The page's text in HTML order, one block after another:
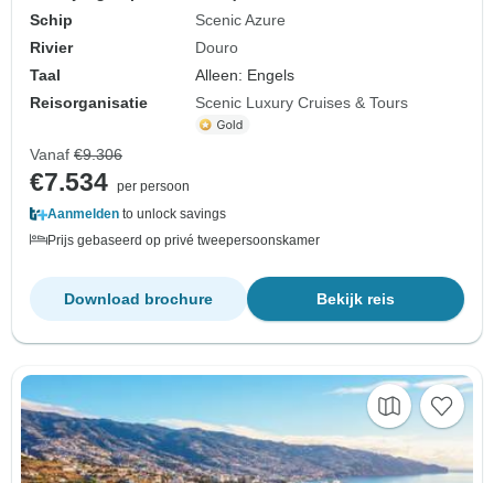
Schip
Scenic Azure
Rivier
Douro
Taal
Alleen: Engels
Reisorganisatie
Scenic Luxury Cruises & Tours
Vanaf €9.306
€7.534 per persoon
Aanmelden to unlock savings
Prijs gebaseerd op privé tweepersoonskamer
Bekijk reis
Download brochure